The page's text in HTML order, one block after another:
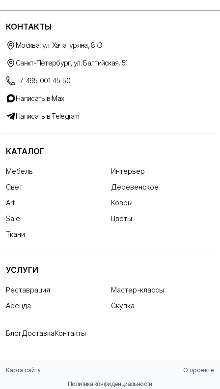
КОНТАКТЫ
Москва, ул. Хачатуряна, 8к3
Санкт-Петербург, ул. Балтийская, 51
+7-495-001-45-50
Написать в Max
Написать в Telegram
КАТАЛОГ
Мебель
Интерьер
Свет
Деревенское
Art
Ковры
Sale
Цветы
Ткани
УСЛУГИ
Реставрация
Мастер-классы
Аренда
Скупка
БлогДоставкаКонтакты
Карта сайта
О проекте
Политика конфиденциальности